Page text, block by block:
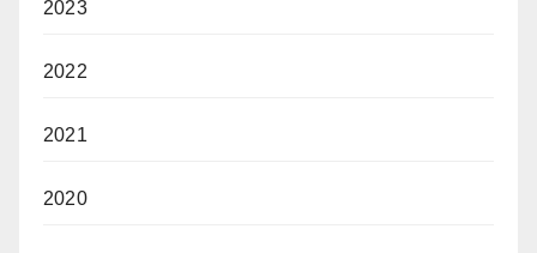
2023
2022
2021
2020